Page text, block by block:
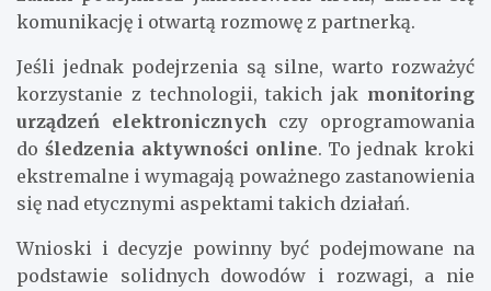
komunikację i otwartą rozmowę z partnerką.
Jeśli jednak podejrzenia są silne, warto rozważyć
korzystanie z technologii, takich jak monitoring
urządzeń elektronicznych czy oprogramowania
do śledzenia aktywności online. To jednak kroki
ekstremalne i wymagają poważnego zastanowienia
się nad etycznymi aspektami takich działań.
Wnioski i decyzje powinny być podejmowane na
podstawie solidnych dowodów i rozwagi, a nie